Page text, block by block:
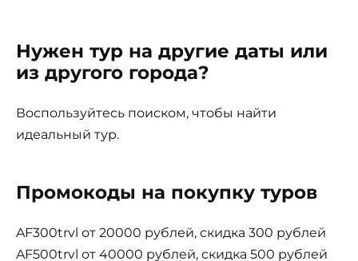
Нужен тур на другие даты или
из другого города?
Воспользуйтесь поиском, чтобы найти
идеальный тур.
Промокоды на покупку туров
AF300trvl от 20000 рублей, скидка 300 рублей
AF500trvl от 40000 рублей, скидка 500 рублей